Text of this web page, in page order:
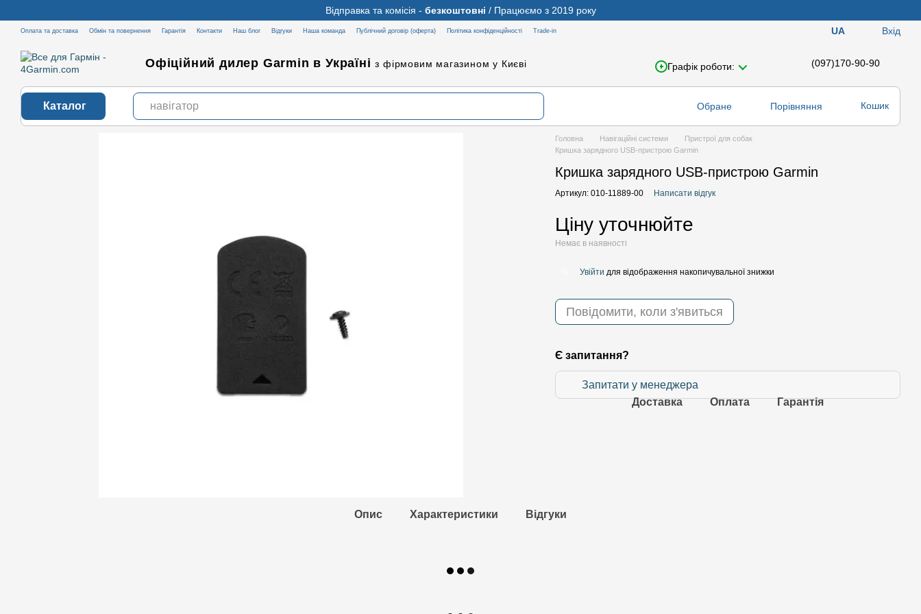
Відправка та комісія - безкоштовні / Працюємо з 2019 року
Оплата та доставка Обмін та повернення Гарантія Контакти Наш блог Відгуки Наша команда Публічний договір (оферта) Політика конфіденційності Trade-in UA Вхід
Офіційний дилер Garmin в Україні з фірмовим магазином у Києві Графік роботи: (097)170-90-90
Каталог Обране Порівняння Кошик
Головна Навігаційні системи
Пристрої для собак
Кришка зарядного USB-пристрою Garmin
Кришка зарядного USB-пристрою Garmin
Артикул: 010-11889-00 Написати відгук
Ціну уточнюйте
Немає в наявності
Увійти для відображення накопичувальної знижки
Повідомити, коли з'явиться
Є запитання?
Запитати у менеджера
Доставка
Оплата Гарантія
Опис Характеристики Відгуки